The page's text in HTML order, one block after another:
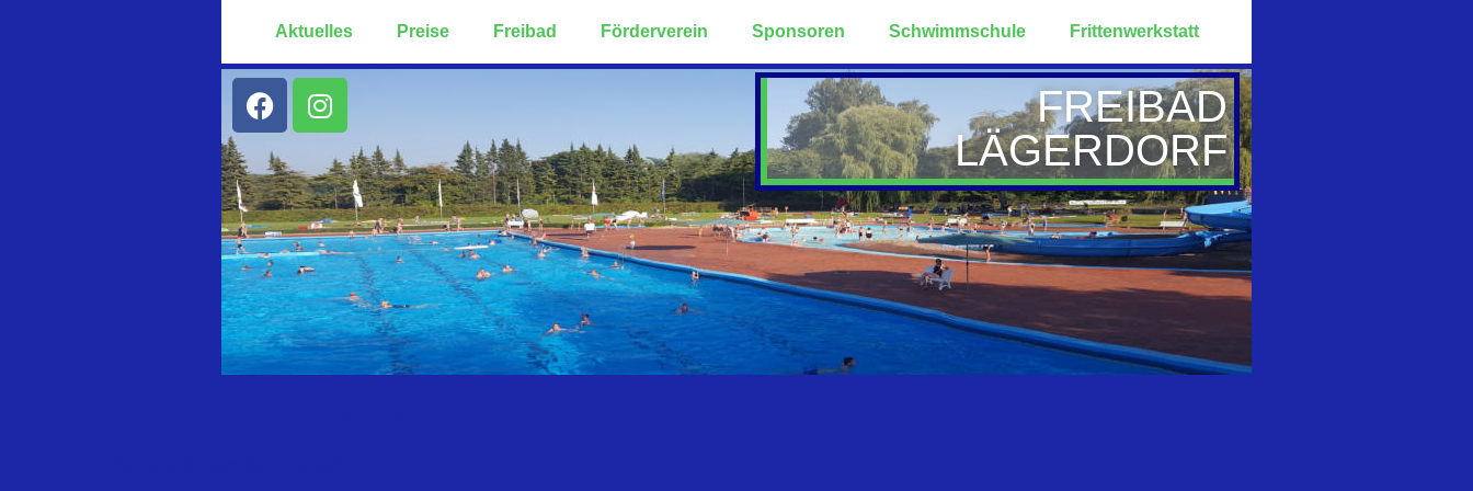
Aktuelles Preise Freibad Förderverein Sponsoren Schwimmschule Frittenwerkstatt
FREIBAD
LÄGERDORF